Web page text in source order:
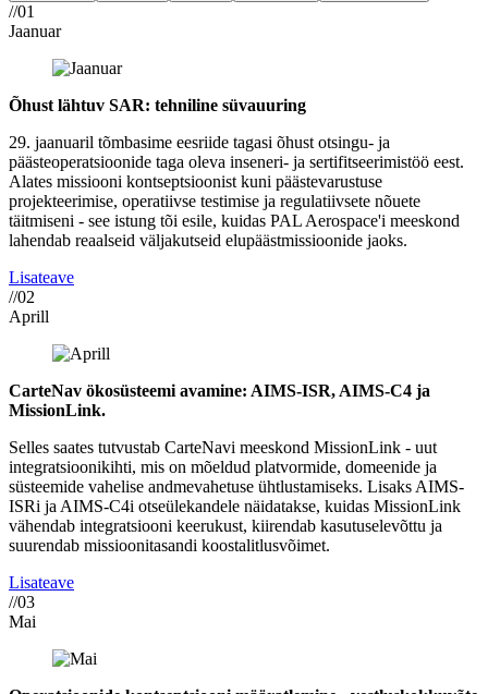
//01
Jaanuar
Õhust lähtuv SAR: tehniline süvauuring
29. jaanuaril tõmbasime eesriide tagasi õhust otsingu- ja
päästeoperatsioonide taga oleva inseneri- ja sertifitseerimistöö eest.
Alates missiooni kontseptsioonist kuni päästevarustuse
projekteerimise, operatiivse testimise ja regulatiivsete nõuete
täitmiseni - see istung tõi esile, kuidas PAL Aerospace'i meeskond
lahendab reaalseid väljakutseid elupäästmissioonide jaoks.
Lisateave
//02
Aprill
CarteNav ökosüsteemi avamine: AIMS-ISR, AIMS-C4 ja
MissionLink.
Selles saates tutvustab CarteNavi meeskond MissionLink - uut
integratsioonikihti, mis on mõeldud platvormide, domeenide ja
süsteemide vahelise andmevahetuse ühtlustamiseks. Lisaks AIMS-
ISRi ja AIMS-C4i otseülekandele näidatakse, kuidas MissionLink
vähendab integratsiooni keerukust, kiirendab kasutuselevõttu ja
suurendab missioonitasandi koostalitlusvõimet.
Lisateave
//03
Mai